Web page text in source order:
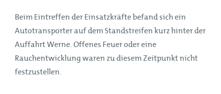
Beim Eintreffen der Einsatzkräfte befand sich ein
Autotransporter auf dem Standstreifen kurz hinter der
Auffahrt Werne. Offenes Feuer oder eine
Rauchentwicklung waren zu diesem Zeitpunkt nicht
festzustellen.